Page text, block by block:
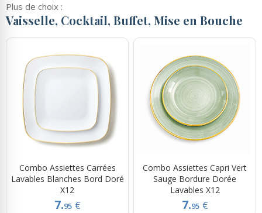
Plus de choix :
Vaisselle, Cocktail, Buffet, Mise en Bouche
Combo Assiettes Carrées
Lavables Blanches Bord Doré
X12
7.95 €
Combo Assiettes Capri Vert
Sauge Bordure Dorée
Lavables X12
7.95 €